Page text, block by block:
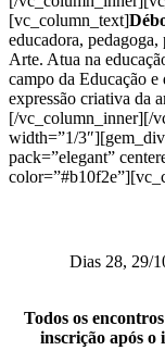
[vc_column_text]
educadora,
Arte. Atua na
campo da Educação
expressão criativa da
[/vc_column_inner][/
width=”1/
pack=”elegant”
Dias 28, 29/
Todos os
inscrição após o